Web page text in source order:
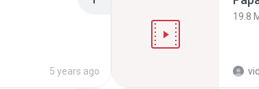
5 years ago
19.8